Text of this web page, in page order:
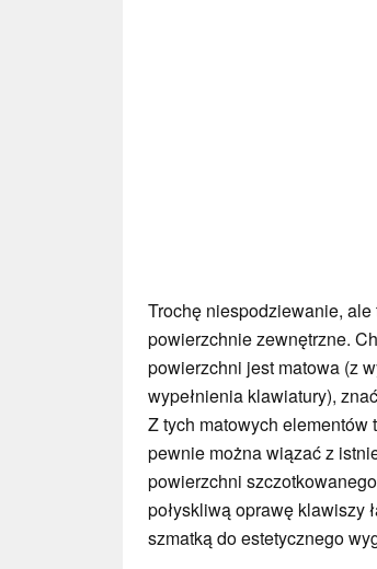
Trochę niespodziewanie,
powierzchnie zewnętrzne.
powierzchni jest matowa (z
wypełnienia klawiatury),
Z tych matowych elementów
pewnie można wiązać z
powierzchni
połyskliwą oprawę klawiszy
szmatką do estetycznego